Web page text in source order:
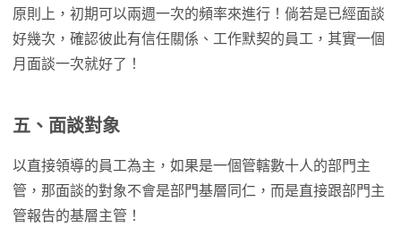
原則上，初期可以兩週一次的頻率來進行！倘若是已經面談
好幾次，確認彼此有信任關係、工作默契的員工，其實一個
月面談一次就好了！
五、面談對象
以直接領導的員工為主，如果是一個管轄數十人的部門主
管，那面談的對象不會是部門基層同仁，而是直接跟部門主
管報告的基層主管！